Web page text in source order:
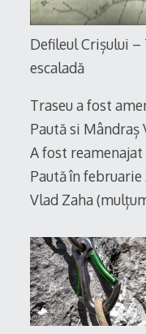
Defileul Crișului
escaladă
Traseu a fost
Paută si Mândraș
A fost
Paută în februarie
Vlad Zaha